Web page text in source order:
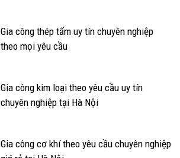
Gia công thép tấm uy tín chuyên nghiệp
theo mọi yêu cầu
Gia công kim loại theo yêu cầu uy tín
chuyên nghiệp tại Hà Nội
Gia công cơ khí theo yêu cầu chuyên nghiệp